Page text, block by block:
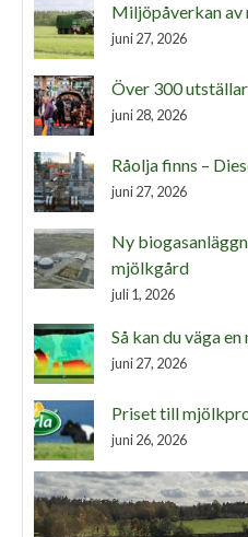
Miljöpåverkan av
juni 27, 2026
Över 300
juni 28, 2026
Råolja finns –
juni 27, 2026
Ny
mjölkgård
juli 1, 2026
Så kan du väga
juni 27, 2026
Priset till
juni 26, 2026